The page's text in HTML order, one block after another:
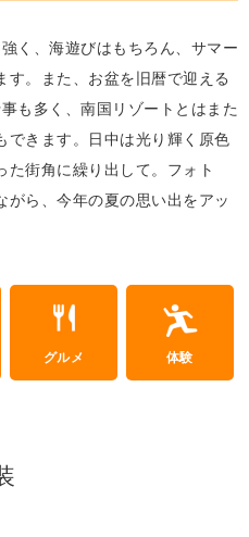
く、海遊びはもちろん、サマー
す。また、お盆を旧暦で迎える
も多く、南国リゾートとはまた
できます。日中は光り輝く原色
た街角に繰り出して。フォト
がら、今年の夏の思い出をアッ
グルメ 体験